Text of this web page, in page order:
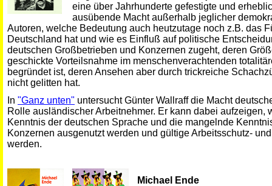
eine über Jahrhunderte gefestigte und
ausübende Macht außerhalb jeglicher
Autoren, welche Bedeutung auch heutzutage noch z.B. das
Deutschland hat und wie es Einfluß auf politische
deutschen Großbetrieben und Konzernen zugeht, deren
geschickte Vorteilsnahme im menschenverachtenden
begründet ist, deren Ansehen aber durch trickreiche
nicht gelitten hat.
In "Ganz unten" untersucht Günter Wallraff die Macht
Rolle ausländischer Arbeitnehmer. Er kann dabei aufzeigen,
Kenntnis der deutschen Sprache und die mangelnde
Konzernen ausgenutzt werden und gültige Arbeitsschutz-
werden.
Michael Ende